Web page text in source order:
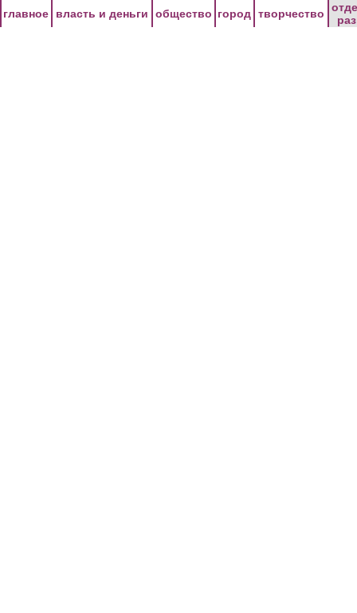
главное власть и деньги общество город творчество